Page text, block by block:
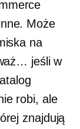
Może
na
jeśli w
robi, ale
znajdują